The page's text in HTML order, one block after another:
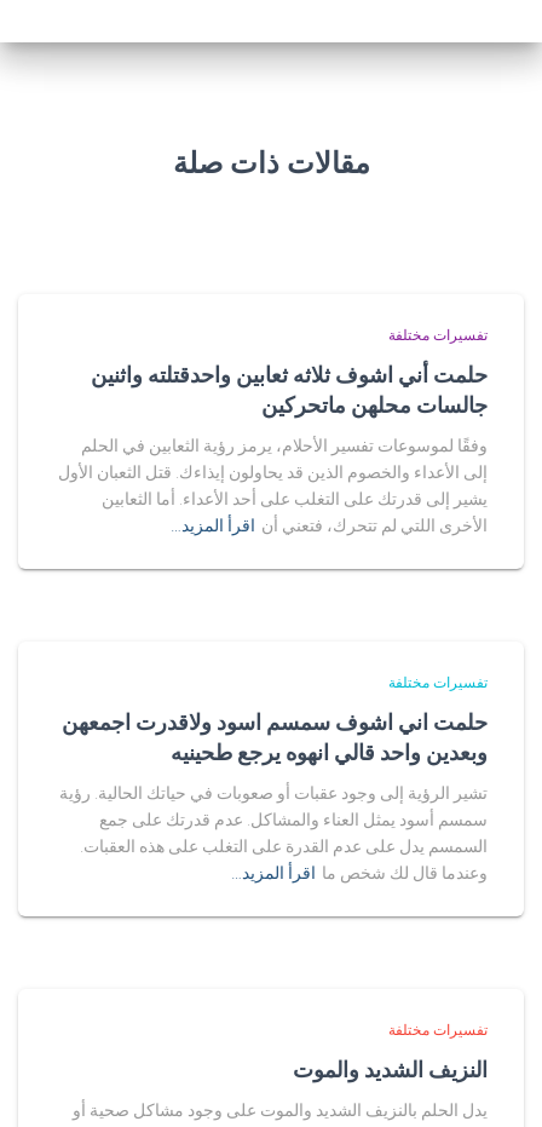
مقالات ذات صلة
تفسيرات مختلفة
حلمت أني اشوف ثلاثه ثعابين واحدقتلته واثنين
جالسات محلهن ماتحركين
وفقًا لموسوعات تفسير الأحلام، يرمز رؤية الثعابين في الحلم
إلى الأعداء والخصوم الذين قد يحاولون إيذاءك. قتل الثعبان الأول
يشير إلى قدرتك على التغلب على أحد الأعداء. أما الثعابين
الأخرى اللتي لم تتحرك، فتعني أن اقرأ المزيد…
تفسيرات مختلفة
حلمت اني اشوف سمسم اسود ولاقدرت اجمعهن
وبعدين واحد قالي انهوه يرجع طحينيه
تشير الرؤية إلى وجود عقبات أو صعوبات في حياتك الحالية. رؤية
سمسم أسود يمثل العناء والمشاكل. عدم قدرتك على جمع
السمسم يدل على عدم القدرة على التغلب على هذه العقبات.
وعندما قال لك شخص ما اقرأ المزيد…
تفسيرات مختلفة
النزيف الشديد والموت
يدل الحلم بالنزيف الشديد والموت على وجود مشاكل صحية أو